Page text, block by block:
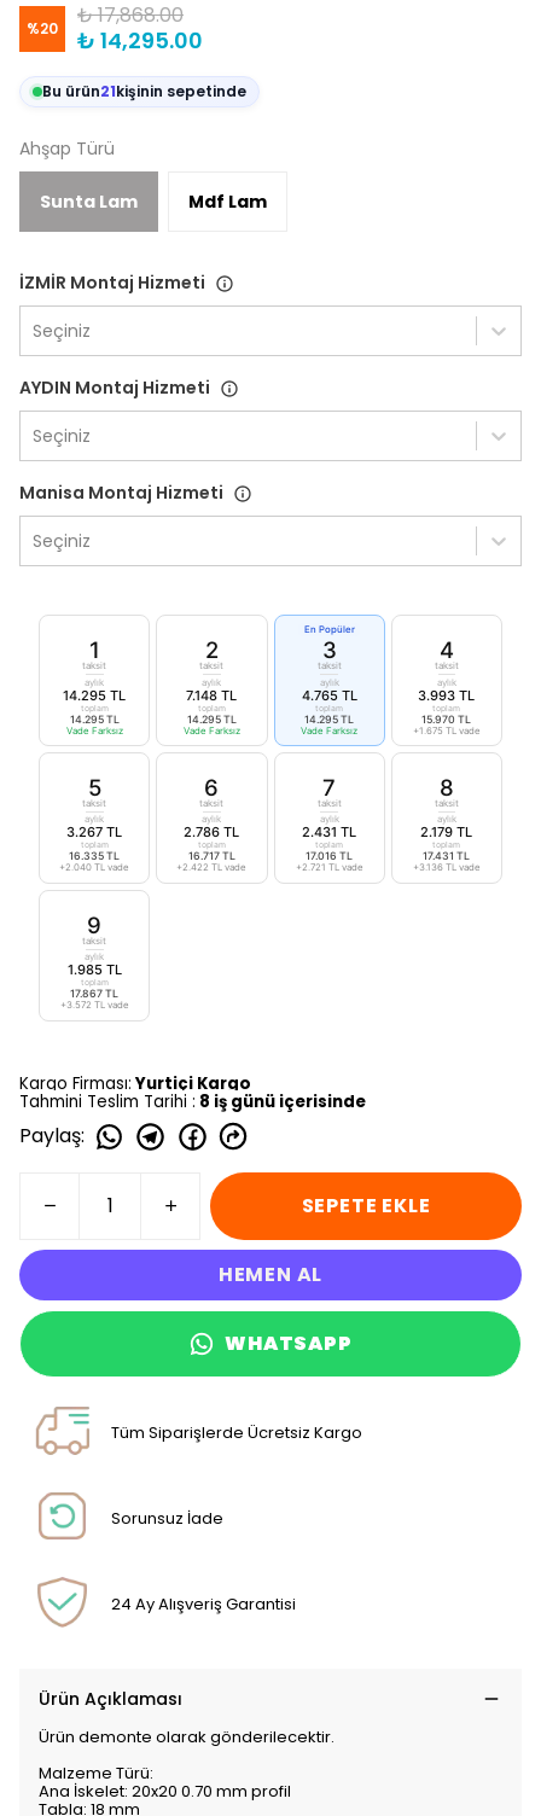
%20 ₺ 17,868.00
₺ 14,295.00
Bu ürün21kişinin sepetinde
Ahşap Türü
Sunta Lam Mdf Lam
İZMİR Montaj Hizmeti
Seçiniz
AYDIN Montaj Hizmeti
Seçiniz
Manisa Montaj Hizmeti
Seçiniz
1
taksit
aylık
14.295 TL
toplam
14.295 TL
Vade Farksız
2
taksit
aylık
7.148 TL
toplam
14.295 TL
Vade Farksız
En Popüler
3
taksit
aylık
4.765 TL
toplam
14.295 TL
Vade Farksız
4
taksit
aylık
3.993 TL
toplam
15.970 TL
+1.675 TL vade
5
taksit
aylık
3.267 TL
toplam
16.335 TL
+2.040 TL vade
6
taksit
aylık
2.786 TL
toplam
16.717 TL
+2.422 TL vade
7
taksit
aylık
2.431 TL
toplam
17.016 TL
+2.721 TL vade
8
taksit
aylık
2.179 TL
toplam
17.431 TL
+3.136 TL vade
9
taksit
aylık
1.985 TL
toplam
17.867 TL
+3.572 TL vade
Kargo Firması: Yurtiçi Kargo
Tahmini Teslim Tarihi : 8 iş günü içerisinde
Paylaş:
SEPETE EKLE
HEMEN AL
WHATSAPP
Tüm Siparişlerde Ücretsiz Kargo
Sorunsuz İade
24 Ay Alışveriş Garantisi
Ürün Açıklaması
Ürün demonte olarak gönderilecektir.
Malzeme Türü:
Ana İskelet: 20x20 0.70 mm profil
Tabla: 18 mm